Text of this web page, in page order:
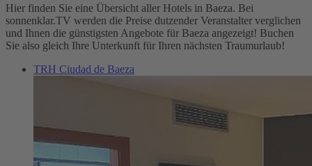
Hier finden Sie eine Übersicht aller Hotels in Baeza. Bei
sonnenklar.TV werden die Preise dutzender Veranstalter verglichen
und Ihnen die günstigsten Angebote für Baeza angezeigt! Buchen
Sie also gleich Ihre Unterkunft für Ihren nächsten Traumurlaub!
TRH Ciudad de Baeza